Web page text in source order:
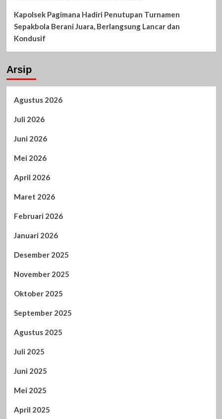
Kapolsek Pagimana Hadiri Penutupan Turnamen
Sepakbola Berani Juara, Berlangsung Lancar dan
Kondusif
Arsip
Agustus 2026
Juli 2026
Juni 2026
Mei 2026
April 2026
Maret 2026
Februari 2026
Januari 2026
Desember 2025
November 2025
Oktober 2025
September 2025
Agustus 2025
Juli 2025
Juni 2025
Mei 2025
April 2025